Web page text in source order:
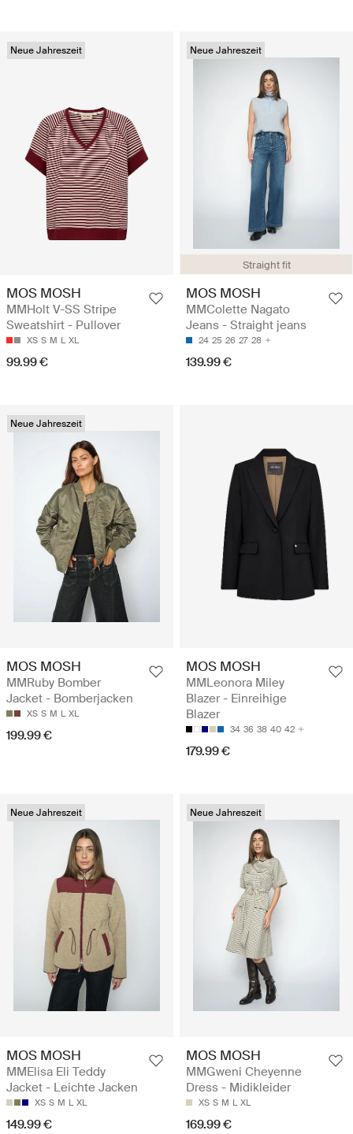
Neue Jahreszeit
MOS MOSH
MMHolt V-SS Stripe
Sweatshirt - Pullover
XS S M L XL
99.99 €
Straight fit
Neue Jahreszeit
MOS MOSH
MMColette Nagato
Jeans - Straight jeans
24 25 26 27 28
139.99 €
Neue Jahreszeit
MOS MOSH
MMRuby Bomber
Jacket - Bomberjacken
XS S M L XL
199.99 €
MOS MOSH
MMLeonora Miley
Blazer - Einreihige
Blazer
34 36 38 40 42
179.99 €
Neue Jahreszeit
MOS MOSH
MMElisa Eli Teddy
Jacket - Leichte Jacken
XS S M L XL
149.99 €
Neue Jahreszeit
MOS MOSH
MMGweni Cheyenne
Dress - Midikleider
XS S M L XL
169.99 €